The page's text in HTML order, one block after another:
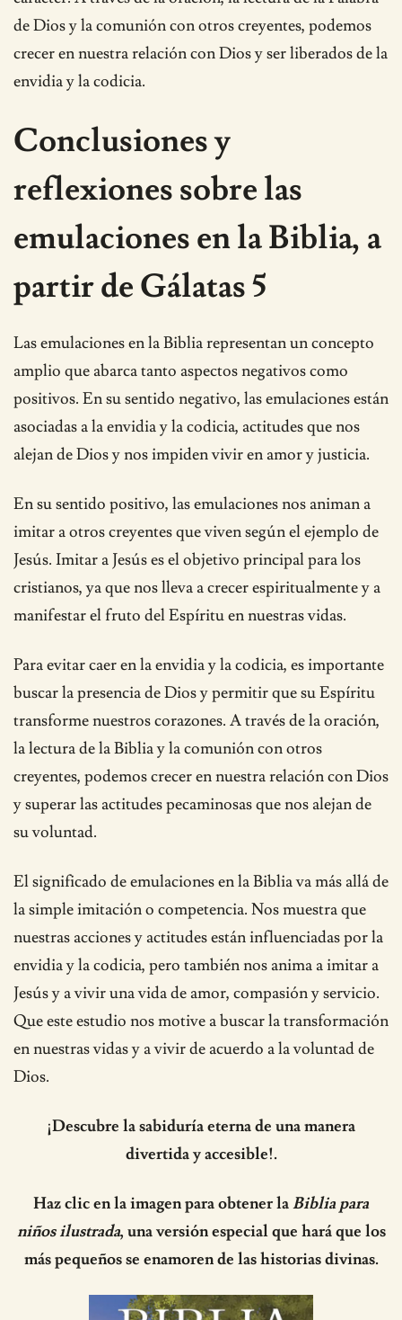
de Dios y la comunión con otros creyentes, podemos
crecer en nuestra relación con Dios y ser liberados de la
envidia y la codicia.
Conclusiones y
reflexiones sobre las
emulaciones en la Biblia, a
partir de Gálatas 5
Las emulaciones en la Biblia representan un concepto
amplio que abarca tanto aspectos negativos como
positivos. En su sentido negativo, las emulaciones están
asociadas a la envidia y la codicia, actitudes que nos
alejan de Dios y nos impiden vivir en amor y justicia.
En su sentido positivo, las emulaciones nos animan a
imitar a otros creyentes que viven según el ejemplo de
Jesús. Imitar a Jesús es el objetivo principal para los
cristianos, ya que nos lleva a crecer espiritualmente y a
manifestar el fruto del Espíritu en nuestras vidas.
Para evitar caer en la envidia y la codicia, es importante
buscar la presencia de Dios y permitir que su Espíritu
transforme nuestros corazones. A través de la oración,
la lectura de la Biblia y la comunión con otros
creyentes, podemos crecer en nuestra relación con Dios
y superar las actitudes pecaminosas que nos alejan de
su voluntad.
El significado de emulaciones en la Biblia va más allá de
la simple imitación o competencia. Nos muestra que
nuestras acciones y actitudes están influenciadas por la
envidia y la codicia, pero también nos anima a imitar a
Jesús y a vivir una vida de amor, compasión y servicio.
Que este estudio nos motive a buscar la transformación
en nuestras vidas y a vivir de acuerdo a la voluntad de
Dios.
¡Descubre la sabiduría eterna de una manera
divertida y accesible!.
Haz clic en la imagen para obtener laBiblia para
niños ilustrada, una versión especial que hará que los
más pequeños se enamoren de las historias divinas.